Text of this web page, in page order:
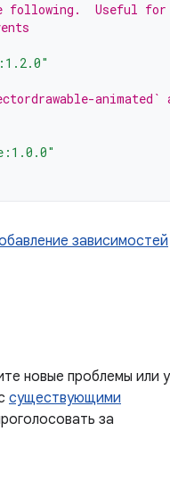
following.  Useful for
animated`
зависимостей
новые проблемы или у
существующими
за